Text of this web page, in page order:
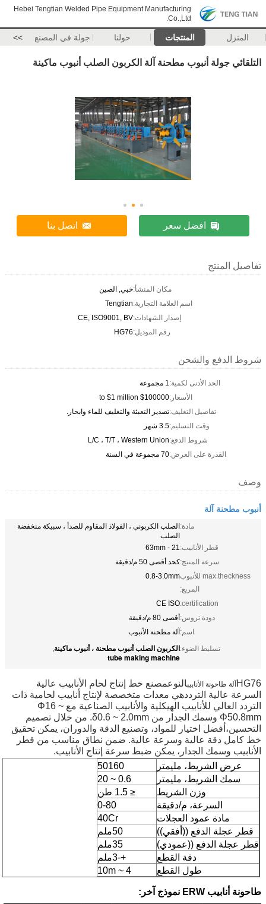
Hebei Tengtian Welded Pipe Equipment Manufacturing
Co.,Ltd.
المنزل المنتجات حولنا جولة في المصنع >>
التلقائي جولة أنبوب مطحنة آلة الكربون الصلب أنبوب ماكينة
افضل سعر اتصل بنا
تفاصيل المنتج
مكان المنشأ:خبي, الصين
اسم العلامة التجارية:Tengtian
إصدار الشهادات:CE, ISO9001, BV
رقم الموديل:HG76
شروط الدفع والشحن
الحد الأدنى لكمية:1 مجموعة
الأسعار:$100000 to $1 million
تفاصيل التغليف:تصدير التعبئة والتغليف للماء وابحار.
وقت التسليم:3.5 شهر
شروط الدفع:L/C ، T/T ، Western Union
القدرة على العرض:70 مجموعة في السنة
وصف
أنبوب مطحنة آلة
مادة:الصلب الكربوني ، الفولاذ المقاوم للصدأ ، سبيكة منخفضة
الصلب
قطر الأنابيب:21 - 63mm
سرعة المنتج:كحد أقصى 50 م/دقيقة
max.theckness للأنبوب
المربع:
0.8-3.0mm
certification:
CE ISO
دودة تروس:أقصى 80 م/دقيقة
اسم:آلة مطحنة الأنبوب
تسليط الضوء:الكربون الصلب أنبوب مطحنة ، أنبوب ماكينة,
tube making machine
HG76آلة طاحونة الأنابيبالنوعمصنع خط إنتاج لحام الأنابيب عالية
السرعة عالية الترددهي معدات متخصصة لإنتاج أنابيب لحامية ذات
التردد العالي للأنابيب الهيكلية والأنابيب الصناعية مع Φ16 ~
Φ50.8mm وسمك الجدار من δ0.6 ~ 2.0mm. من خلال تصميم
التحسين،أفضل اختيار للمواد، وتصنيع الدقة والدوران، يمكن تحقيق
خط كامل دقة عالية وسرعة عالية. ضمن نطاق مناسب من قطر
الأنابيب وسمك الجدار، يمكن ضبط سرعة إنتاج الأنابيب.
عرض الشريط، مليمتر
50160
سمك الشريط، مليمتر
0.6 ~ 20
وزن الشريط
≤ 1.5 طن
السرعة، م/دقيقة
0-80
مادة عمود العجلات
40Cr
قطر عجلة الدفع ((أفقي))
50ملم
قطر عجلة الدفع ((عمودي)
35ملم
دقة القطع
+-3ملم
طول القطع
4 ~ 10m
طاحونة أنابيب ERW نموذج آخر: